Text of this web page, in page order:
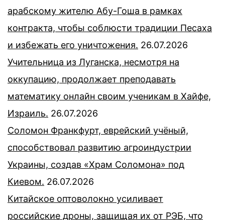
арабскому жителю Абу-Гоша в рамках
контракта, чтобы соблюсти традиции Песаха
и избежать его уничтожения. 26.07.2026
Учительница из Луганска, несмотря на
оккупацию, продолжает преподавать
математику онлайн своим ученикам в Хайфе,
Израиль. 26.07.2026
Соломон Франкфурт, еврейский учёный,
способствовал развитию агроиндустрии
Украины, создав «Храм Соломона» под
Киевом. 26.07.2026
Китайское оптоволокно усиливает
российские дроны, защищая их от РЭБ, что